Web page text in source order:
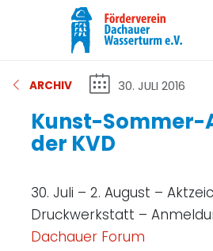
ARCHIV 30. JULI 2016
Kunst-Sommer-
der KVD
30. Juli – 2. August –
Druckwerkstatt –
Dachauer Forum